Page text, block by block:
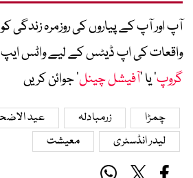
آپ اور آپ کے پیاروں کی روزمرہ زندگی
واقعات کی اپ ڈیٹس کے لیے واٹس ایپ
گروپ‘ یا ’آفیشل چینل‘ جوائن کریں
چمڑا زرمبادلہ
عید
لیدر انڈسٹری
معیشت